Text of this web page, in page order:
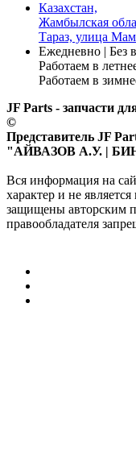
Казахстан,
Жамбылская
Тараз, улица
Ежедневно | Без
Работаем в
Работаем в
JF Parts - запчасти
©
Представитель JF
"АЙВАЗОВ А.У. | БИН
Вся информация на
характер и не
защищены авторским
правообладателя